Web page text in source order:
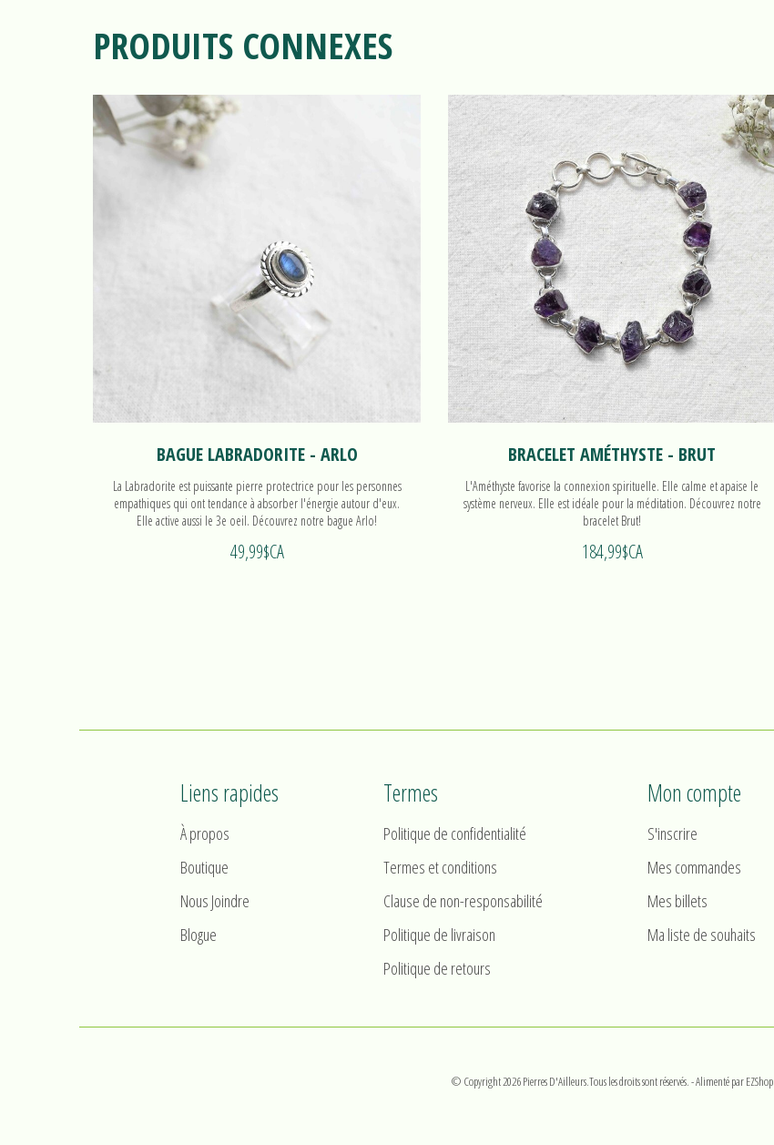
PRODUITS CONNEXES
BAGUE LABRADORITE - ARLO
La Labradorite est puissante pierre protectrice pour les personnes
empathiques qui ont tendance à absorber l'énergie autour d'eux.
Elle active aussi le 3e oeil. Découvrez notre bague Arlo!
49,99$CA
BRACELET AMÉTHYSTE - BRUT
L'Améthyste favorise la connexion spirituelle. Elle calme et apaise le
système nerveux. Elle est idéale pour la méditation. Découvrez notre
bracelet Brut!
184,99$CA
Liens rapides
À propos
Boutique
Nous Joindre
Blogue
Termes
Politique de confidentialité
Termes et conditions
Clause de non-responsabilité
Politique de livraison
Politique de retours
Mon compte
S'inscrire
Mes commandes
Mes billets
Ma liste de souhaits
© Copyright 2026 Pierres D'Ailleurs.Tous les droits sont réservés.- Alimenté parEZShop